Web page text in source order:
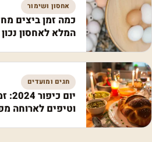
אחסון ושימור
כמה זמן ביצים
המלא לאחסון נכון
חגים ומועדים
יום
וטיפים לארוחה